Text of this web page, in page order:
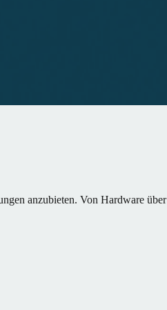
anzubieten. Von Hardware